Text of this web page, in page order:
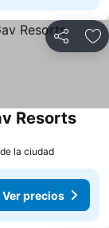
Compartir
Resorts
la ciudad
Ver precios